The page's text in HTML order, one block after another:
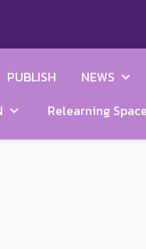
PUBLISH NEWS
Relearning